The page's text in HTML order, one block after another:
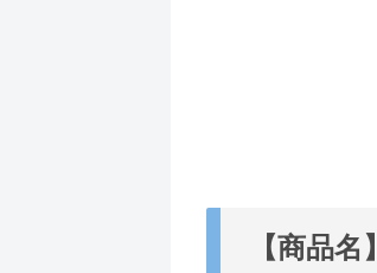
【商品名】